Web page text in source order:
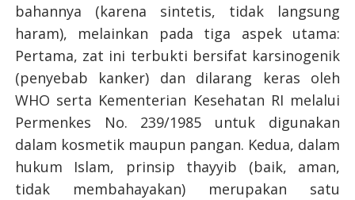
bahannya (karena sintetis, tidak langsung
haram), melainkan pada tiga aspek utama:
Pertama, zat ini terbukti bersifat karsinogenik
(penyebab kanker) dan dilarang keras oleh
WHO serta Kementerian Kesehatan RI melalui
Permenkes No. 239/1985 untuk digunakan
dalam kosmetik maupun pangan. Kedua, dalam
hukum Islam, prinsip thayyib (baik, aman,
tidak membahayakan) merupakan satu